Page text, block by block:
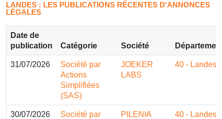
LANDES : LES PUBLICATIONS RÉCENTES D'ANNONCES
LÉGALES
Date de
publication
Catégorie Société
31/07/2026
Société par
Actions
Simplifiées
(SAS)
JOEKER
LABS
40 - Landes
30/07/2026
Société par
PILENIA 40 - Landes